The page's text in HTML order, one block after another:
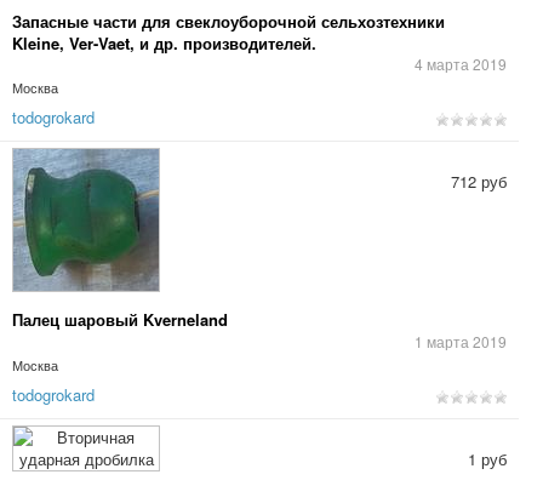
Запасные части для свеклоуборочной сельхозтехники
Kleine, Ver-Vaet, и др. производителей.
4 марта 2019
Москва
todogrokard
Палец шаровый Kverneland
1 марта 2019
Москва
712 руб
todogrokard
1 руб